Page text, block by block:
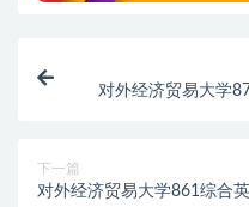
对外经济贸易大学
下一篇
对外经济贸易大学861综合